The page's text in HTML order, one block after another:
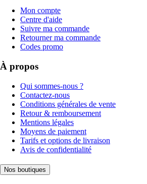
Mon compte
Centre d'aide
Suivre ma commande
Retourner ma commande
Codes promo
À propos
Qui sommes-nous ?
Contactez-nous
Conditions générales de vente
Retour & remboursement
Mentions légales
Moyens de paiement
Tarifs et options de livraison
Avis de confidentialité
Nos boutiques